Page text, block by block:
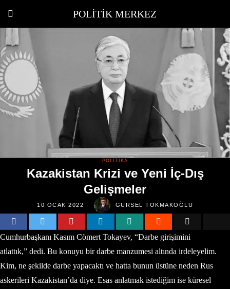
POLITIK MERKEZ
POLITIKA
Kazakistan Krizi ve Yeni İç-Dış
Gelişmeler
10 OCAK 2022 GÜRSEL TOKMAKOĞLU
Cumhurbaşkanı Kasım Cömert Tokayev, “Darbe girişimini
atlattık,” dedi. Bu konuyu bir darbe manzumesi altında irdeleyelim.
Kim, ne şekilde darbe yapacaktı ve hatta bunun üstüne neden Rus
askerileri Kazakistan’da diye. Esas anlatmak istediğim ise küresel